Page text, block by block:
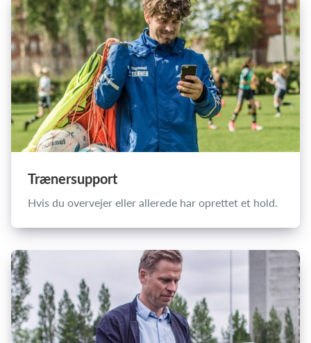
Trænersupport
Hvis du overvejer eller allerede har oprettet et hold.